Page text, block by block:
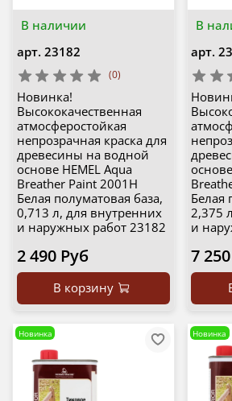
В наличии
арт. 23182
(0)
Новинка!
Высококачественная
атмосферостойкая
непрозрачная краска для
древесины на водной
основе HEMEL Aqua
Breather Paint 2001H
Белая полуматовая база,
0,713 л, для внутренних
и наружных работ 23182
2 490 Руб
В корзину
В
арт.
Белая
2,375
и
7
Новинка Новинка